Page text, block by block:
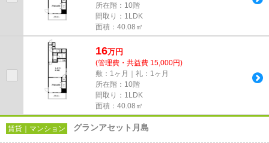
所在階：10階
間取り：1LDK
面積：40.08㎡
16万円
(管理費・共益費 15,000円)
敷：1ヶ月｜礼：1ヶ月
所在階：10階
間取り：1LDK
面積：40.08㎡
賃貸｜マンション グランアセット月島